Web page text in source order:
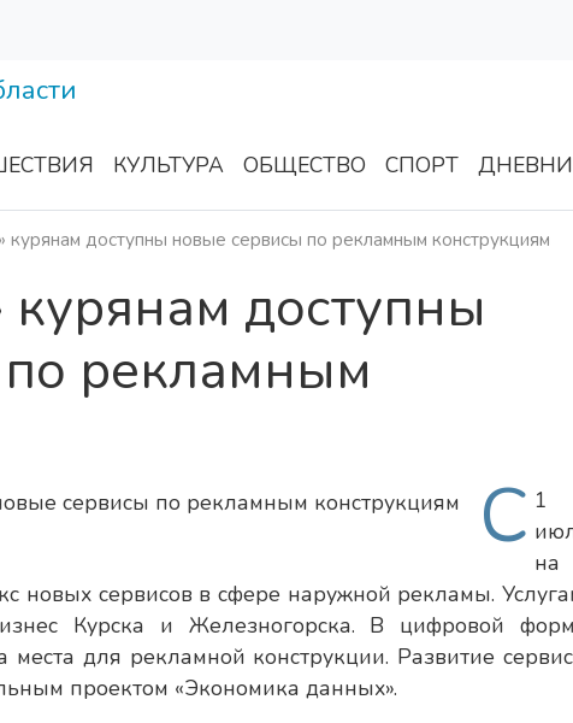
КУЛЬТУРА ОБЩЕСТВО СПОРТ
курянам доступны новые сервисы по рекламным конструкциям
курянам доступны
рекламным
С 1
на
новых сервисов в сфере наружной рекламы.
Курска и Железногорска. В цифровой
для рекламной конструкции. Развитие
проектом «Экономика данных».